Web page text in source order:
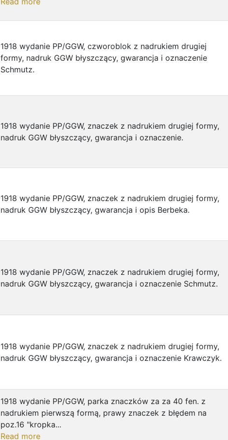
1918 wydanie PP/GGW, czworoblok z nadrukiem drugiej
formy, nadruk GGW błyszczący, gwarancja i oznaczenie
Schmutz.
1918 wydanie PP/GGW, znaczek z nadrukiem drugiej formy,
nadruk GGW błyszczący, gwarancja i oznaczenie.
1918 wydanie PP/GGW, znaczek z nadrukiem drugiej formy,
nadruk GGW błyszczący, gwarancja i opis Berbeka.
1918 wydanie PP/GGW, znaczek z nadrukiem drugiej formy,
nadruk GGW błyszczący, gwarancja i oznaczenie Schmutz.
1918 wydanie PP/GGW, znaczek z nadrukiem drugiej formy,
nadruk GGW błyszczący, gwarancja i oznaczenie Krawczyk.
1918 wydanie PP/GGW, parka znaczków za za 40 fen. z
nadrukiem pierwszą formą, prawy znaczek z błędem na
poz.16 "kropka...
Read more